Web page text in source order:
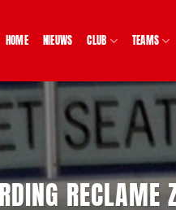
HOME NIEUWS CLUB TEAMS
RECLAME